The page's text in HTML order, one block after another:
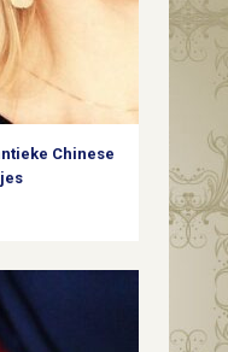
Chinese